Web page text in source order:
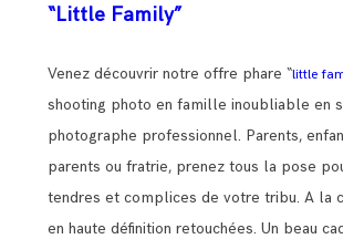
“Little Family”
Venez découvrir notre offre phare “little
shooting photo en famille inoubliable en
photographe professionnel. Parents,
parents ou fratrie, prenez tous la pose
tendres et complices de votre tribu. A la
en haute définition retouchées. Un beau